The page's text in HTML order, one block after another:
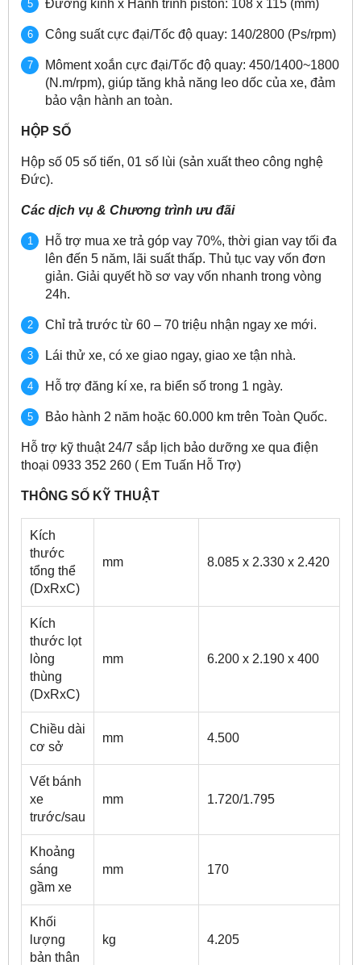
Đường kính x Hành trình piston: 108 x 115 (mm)
Công suất cực đại/Tốc độ quay: 140/2800 (Ps/rpm)
Môment xoắn cực đại/Tốc độ quay: 450/1400~1800
(N.m/rpm), giúp tăng khả năng leo dốc của xe, đảm
bảo vận hành an toàn.
HỘP SỐ
Hộp số 05 số tiến, 01 số lùi (sản xuất theo công nghệ
Đức).
Các dịch vụ & Chương trình ưu đãi
Hỗ trợ mua xe trả góp vay 70%, thời gian vay tối đa
lên đến 5 năm, lãi suất thấp. Thủ tục vay vốn đơn
giản. Giải quyết hồ sơ vay vốn nhanh trong vòng
24h.
Chỉ trả trước từ 60 – 70 triệu nhận ngay xe mới.
Lái thử xe, có xe giao ngay, giao xe tận nhà.
Hỗ trợ đăng kí xe, ra biển số trong 1 ngày.
Bảo hành 2 năm hoặc 60.000 km trên Toàn Quốc.
Hỗ trợ kỹ thuật 24/7 sắp lịch bảo dưỡng xe qua điện
thoại 0933 352 260 ( Em Tuấn Hỗ Trợ)
THÔNG SỐ KỸ THUẬT
Kích
thước
tổng thể
(DxRxC)
mm 8.085 x 2.330 x 2.420
Kích
thước lọt
lòng
thùng
(DxRxC)
mm 6.200 x 2.190 x 400
Chiều dài
cơ sở
mm 4.500
Vết bánh
xe
trước/sau
mm 1.720/1.795
Khoảng
sáng
gầm xe
mm 170
Khối
lượng
bản thân
kg 4.205